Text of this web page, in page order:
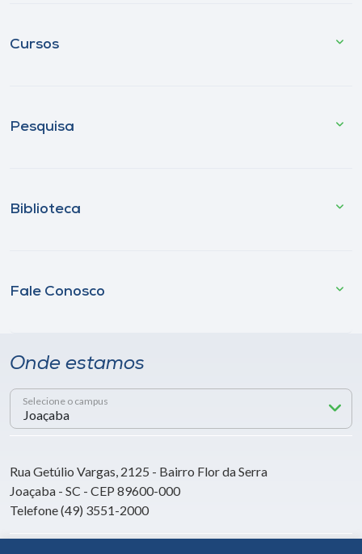
Cursos
Pesquisa
Biblioteca
Fale Conosco
Onde estamos
Selecione o campus
Rua Getúlio Vargas, 2125 - Bairro Flor da Serra
Joaçaba - SC - CEP 89600-000
Telefone (49) 3551-2000